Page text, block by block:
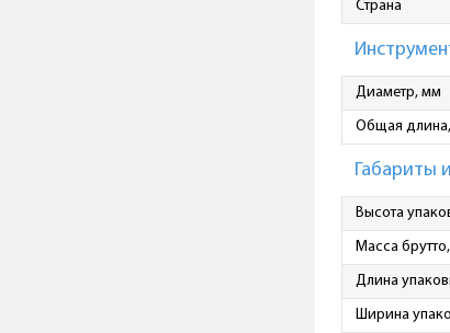
Страна
Диаметр, мм
Общая
Габариты
Высота
Масса
Длина
Ширина